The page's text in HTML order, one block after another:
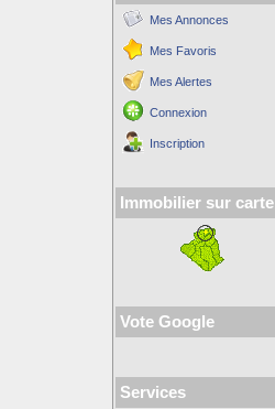
Mes Annonces
Mes Favoris
Mes Alertes
Connexion
Inscription
Immobilier sur carte
Vote Google
Services